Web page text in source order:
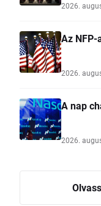
2026.
Az
2026.
A nap
2026.